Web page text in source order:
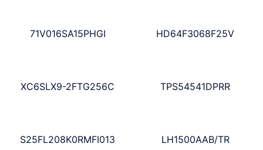
71V016SA15PHGI HD64F3068F25V
XC6SLX9-2FTG256C TPS54541DPRR
S25FL208K0RMFI013 LH1500AAB/TR